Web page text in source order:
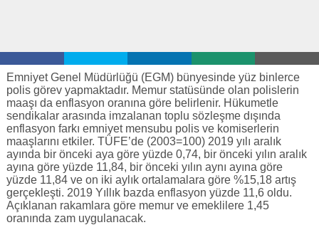
Emniyet Genel Müdürlüğü (EGM) bünyesinde yüz binlerce
polis görev yapmaktadır. Memur statüsünde olan polislerin
maaşı da enflasyon oranına göre belirlenir. Hükumetle
sendikalar arasında imzalanan toplu sözleşme dışında
enflasyon farkı emniyet mensubu polis ve komiserlerin
maaşlarını etkiler. TÜFE’de (2003=100) 2019 yılı aralık
ayında bir önceki aya göre yüzde 0,74, bir önceki yılın aralık
ayına göre yüzde 11,84, bir önceki yılın aynı ayına göre
yüzde 11,84 ve on iki aylık ortalamalara göre %15,18 artış
gerçekleşti. 2019 Yıllık bazda enflasyon yüzde 11,6 oldu.
Açıklanan rakamlara göre memur ve emeklilere 1,45
oranında zam uygulanacak.